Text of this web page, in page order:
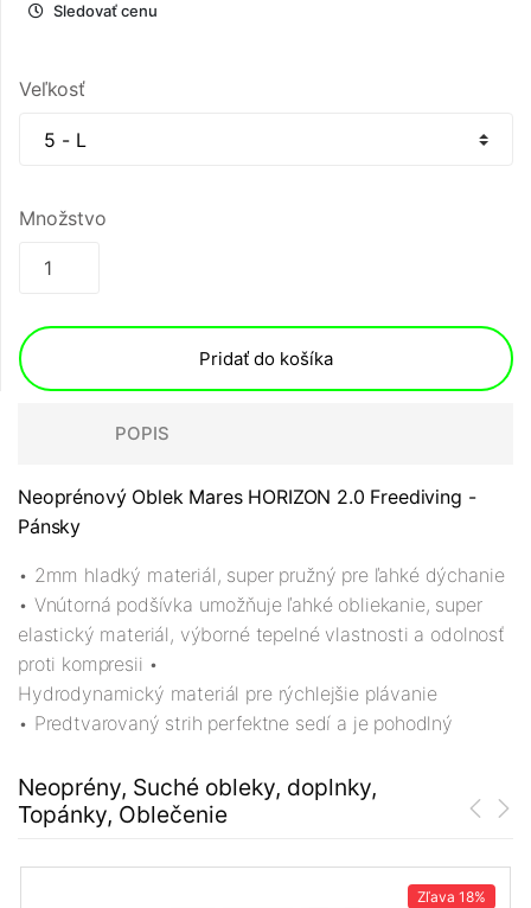
Sledovať cenu
Veľkosť
Množstvo
Pridať do košíka
POPIS
Neoprénový Oblek Mares HORIZON 2.0 Freediving -
Pánsky
• 2mm hladký materiál, super pružný pre ľahké dýchanie
• Vnútorná podšívka umožňuje ľahké obliekanie, super
elastický materiál, výborné tepelné vlastnosti a odolnosť
proti kompresii •
Hydrodynamický materiál pre rýchlejšie plávanie
• Predtvarovaný strih perfektne sedí a je pohodlný
Neoprény, Suché obleky, doplnky,
Topánky, Oblečenie
Zľava 18%